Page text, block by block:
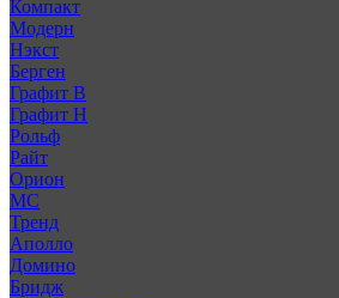
Компакт
Модерн
Нэкст
Берген
Графит В
Графит Н
Рольф
Райт
Орион
МС
Тренд
Аполло
Домино
Бридж